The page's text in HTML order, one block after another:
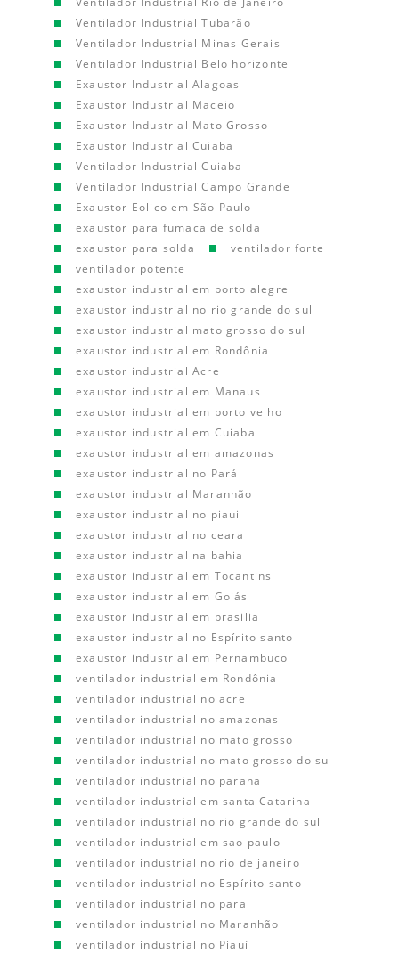
Ventilador Industrial Tubarão
Ventilador Industrial Minas Gerais
Ventilador Industrial Belo horizonte
Exaustor Industrial Alagoas
Exaustor Industrial Maceio
Exaustor Industrial Mato Grosso
Exaustor Industrial Cuiaba
Ventilador Industrial Cuiaba
Ventilador Industrial Campo Grande
Exaustor Eolico em São Paulo
exaustor para fumaca de solda
exaustor para solda
ventilador forte
ventilador potente
exaustor industrial em porto alegre
exaustor industrial no rio grande do sul
exaustor industrial mato grosso do sul
exaustor industrial em Rondônia
exaustor industrial Acre
exaustor industrial em Manaus
exaustor industrial em porto velho
exaustor industrial em Cuiaba
exaustor industrial em amazonas
exaustor industrial no Pará
exaustor industrial Maranhão
exaustor industrial no piaui
exaustor industrial no ceara
exaustor industrial na bahia
exaustor industrial em Tocantins
exaustor industrial em Goiás
exaustor industrial em brasilia
exaustor industrial no Espírito santo
exaustor industrial em Pernambuco
ventilador industrial em Rondônia
ventilador industrial no acre
ventilador industrial no amazonas
ventilador industrial no mato grosso
ventilador industrial no mato grosso do sul
ventilador industrial no parana
ventilador industrial em santa Catarina
ventilador industrial no rio grande do sul
ventilador industrial em sao paulo
ventilador industrial no rio de janeiro
ventilador industrial no Espírito santo
ventilador industrial no para
ventilador industrial no Maranhão
ventilador industrial no Piauí